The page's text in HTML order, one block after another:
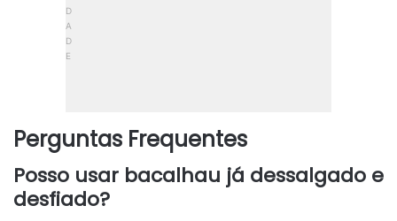
Perguntas Frequentes
Posso usar bacalhau já dessalgado e
desfiado?